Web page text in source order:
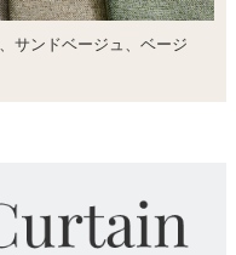
サンドベージュ、ベージ